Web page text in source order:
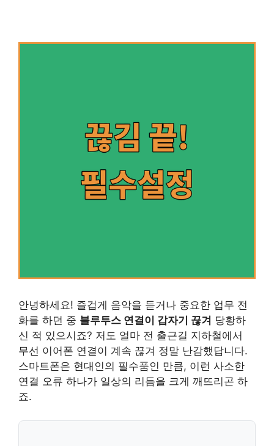
안녕하세요! 즐겁게 음악을 듣거나 중요한 업무 전
화를 하던 중 블루투스 연결이 갑자기 끊겨 당황하
신 적 있으시죠? 저도 얼마 전 출근길 지하철에서
무선 이어폰 연결이 계속 끊겨 정말 난감했답니다.
스마트폰은 현대인의 필수품인 만큼, 이런 사소한
연결 오류 하나가 일상의 리듬을 크게 깨뜨리곤 하
죠.